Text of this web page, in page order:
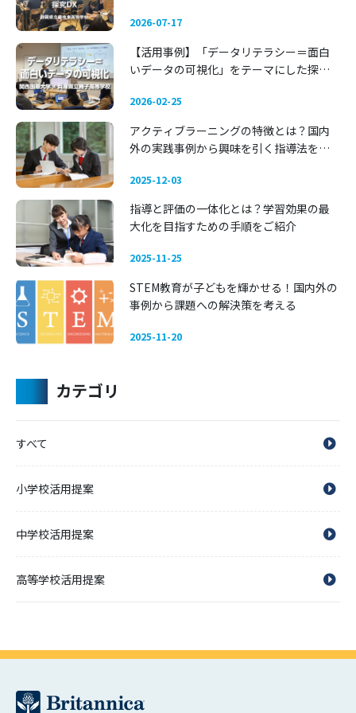
2026-07-17
【活用事例】「データリテラシー＝面白
いデータの可視化」をテーマにした探究
等学校
2026-02-25
アクティブラーニングの特徴とは？国内
外の実践事例から興味を引く指導法を考
2025-12-03
指導と評価の一体化とは？学習効果の最
大化を目指すための手順をご紹介
2025-11-25
STEM教育が子どもを輝かせる！国内外の
事例から課題への解決策を考える
2025-11-20
カテゴリ
すべて
小学校活用提案
中学校活用提案
高等学校活用提案